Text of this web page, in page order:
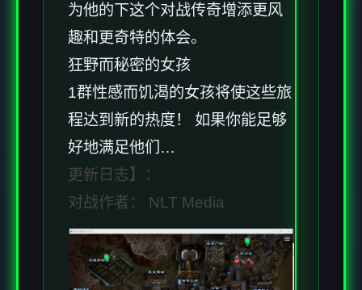
为他的下这个对战传奇增添更风
趣和更奇特的体会。
狂野而秘密的女孩
1群性感而饥渴的女孩将使这些旅
程达到新的热度！ 如果你能足够
好地满足他们…
更新日志】：
对战作者： NLT Media